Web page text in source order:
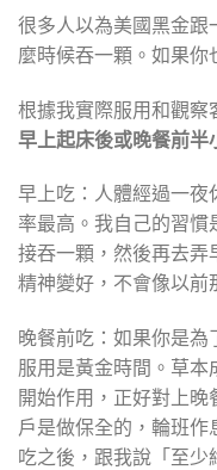
很多人以為美國黑金跟
麼時候吞一顆。如果你
根據我實際服用和觀察
早上起床後或晚餐前半
早上吃：人體經過一夜
率最高。我自己的習慣
接吞一顆，然後再去弄
精神變好，不會像以前
晚餐前吃：如果你是
服用是黃金時間。草
開始作用，正好對上
戶是做保全的，輪班
吃之後，跟我說「至少